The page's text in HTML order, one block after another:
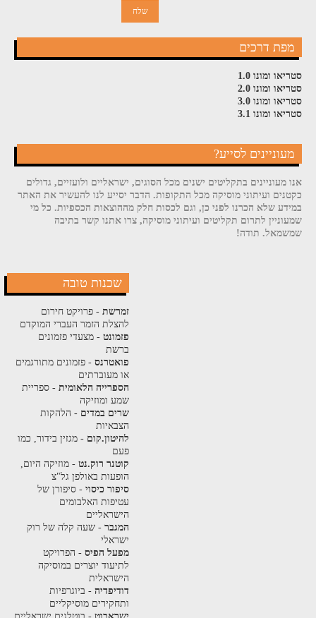
מפת דרכים
סטריאו ומונו 1.0
סטריאו ומונו 2.0
סטריאו ומונו 3.0
סטריאו ומונו 3.1
מעוניינים לסייע?
אנו מעוניינים בתקליטים ישנים מכל הסוגים, ישראליים ולועזיים, גדולים
כקטנים ועיתוני מוסיקה מכל התקופות. הדבר יסייע לנו להעשיר את האתר
במידע שלא הכרנו לפני כן, וגם לכסות חלק מההוצאות הכספיות. כל מי
שמעוניין לתרום תקליטים ועיתוני מוסיקה, צרו אתנו קשר בתיבה
שמשמאל. תודה!
שכנות טובה
זמרשת- פרויקט חירום
להצלת הזמר העברי המוקדם
פזמונט- מצעדי פזמונים
ברשת
פואטרנס- פזמונים מתורגמים
או מעוברתים
הספרייה הלאומית- ספריית
שמע ומוזיקה
שרים במדים - הלהקות
הצבאיות
להיטון.קום - מגזין בידור, כמו
פעם
קוטנר רוק.נט- מוזיקה היום,
הופעות באולפן גל"צ
סיפור כיסוי- סיפורן של
עטיפות האלבומים
הישראליים
המגבר- שעה קלה של רוק
ישראלי
מפעל הפיס- הפרויקט
לתיעוד יוצרים במוסיקה
הישראלית
דודיפדיה- ביוגרפיות
ותחקירים מוסיקליים